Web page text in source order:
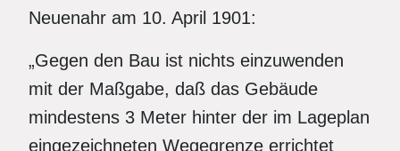
Neuenahr am 10. April 1901:
„Gegen den Bau ist nichts einzuwenden
mit der Maßgabe, daß das Gebäude
mindestens 3 Meter hinter der im Lageplan
eingezeichneten Wegegrenze errichtet